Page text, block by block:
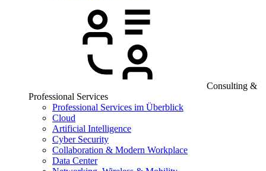
Consulting &
Professional Services
Professional Services im Überblick
Cloud
Artificial Intelligence
Cyber Security
Collaboration & Modern Workplace
Data Center